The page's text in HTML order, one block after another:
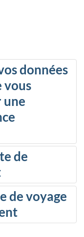
données
vous
une
de
de voyage